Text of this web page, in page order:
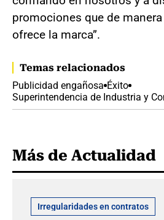
promociones que de
ofrece la marca”.
Temas relacionados
Publicidad engañosa Éxito
Superintendencia de Industria y
Más de Actualidad
Irregularidades en contratos